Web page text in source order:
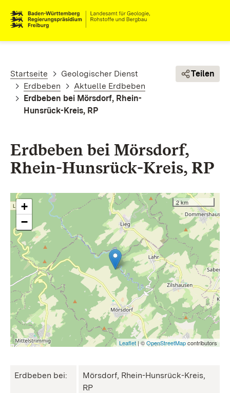
Pfadnavigation
Startseite
Geologischer Dienst
Erdbeben
Aktuelle Erdbeben
Erdbeben bei Mörsdorf, Rhein-
Hunsrück-Kreis, RP
Teilen
Erdbeben bei Mörsdorf,
Rhein-Hunsrück-Kreis, RP
+
−
2 km
Leaflet | ©OpenStreetMapcontributors
Erdbeben bei:
Mörsdorf, Rhein-Hunsrück-Kreis,
RP